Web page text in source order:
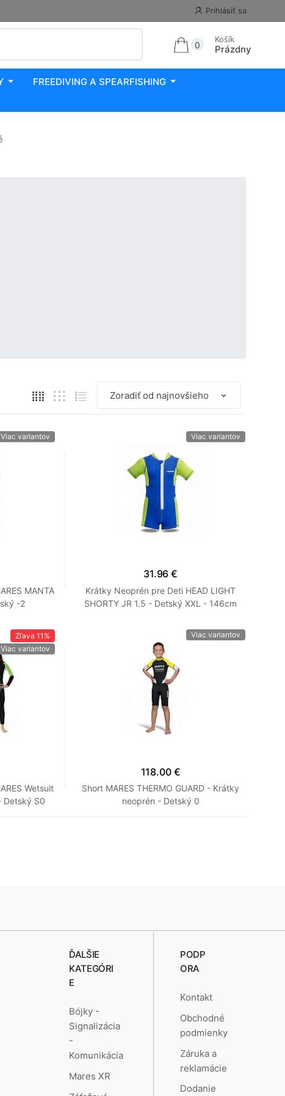
Prihlásiť sa
0
Košík
Prázdny
FREEDIVING A SPEARFISHING
Viac variantov
MANTA
-2
Viac variantov
31.96 €
Krátky Neoprén pre Deti HEAD LIGHT
SHORTY JR 1.5 - Detský XXL - 146cm
Zľava 11%
Viac variantov
Wetsuit
Detský S0
Viac variantov
118.00 €
Short MARES THERMO GUARD - Krátky
neoprén - Detský 0
ĎALŠIE
KATEGÓRI
E
Bójky -
Signalizácia
-
Komunikácia
Mares XR
PODP
ORA
Kontakt
Obchodné
podmienky
Záruka a
reklamácie
Dodanie